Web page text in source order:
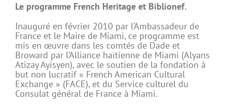
Le programme French Heritage et Biblionef.
Inauguré en février 2010 par l’Ambassadeur de
France et le Maire de Miami, ce programme est
mis en œuvre dans les comtés de Dade et
Broward par l’Alliance haïtienne de Miami (Alyans
Atizay Ayisyen), avec le soutien de la fondation à
but non lucratif « French American Cultural
Exchange » (FACE), et du Service culturel du
Consulat général de France à Miami.